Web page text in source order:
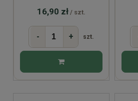
16,90 zł / szt.
- + szt.